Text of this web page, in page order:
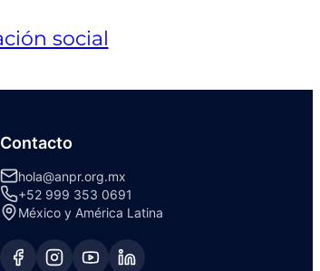
Contacto
hola@anpr.org.mx
+52 999 353 0691
México y América Latina